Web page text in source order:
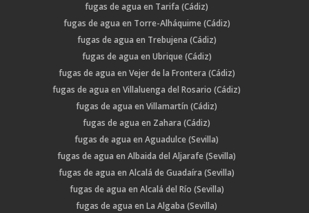
fugas de agua en Tarifa (Cádiz)
fugas de agua en Torre-Alháquime (Cádiz)
fugas de agua en Trebujena (Cádiz)
fugas de agua en Ubrique (Cádiz)
fugas de agua en Vejer de la Frontera (Cádiz)
fugas de agua en Villaluenga del Rosario (Cádiz)
fugas de agua en Villamartín (Cádiz)
fugas de agua en Zahara (Cádiz)
fugas de agua en Aguadulce (Sevilla)
fugas de agua en Albaida del Aljarafe (Sevilla)
fugas de agua en Alcalá de Guadaíra (Sevilla)
fugas de agua en Alcalá del Río (Sevilla)
fugas de agua en La Algaba (Sevilla)